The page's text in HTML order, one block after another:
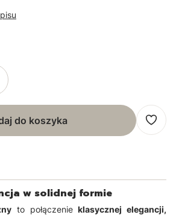
do koszyka
w solidnej formie
to połączenieklasycznej elegancji,